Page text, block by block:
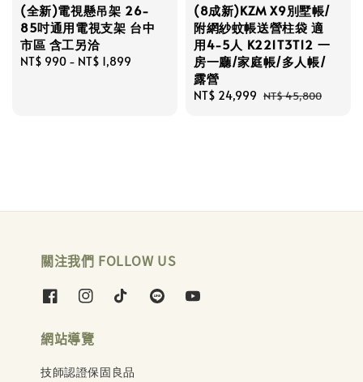
(全新)電視懸吊架 26-
85吋通用電視支架 台中
市區 含工另洽
Regular
NT$ 990 - NT$ 1,899
(8成新)KZM X9別墅帳/
附網紗蚊帳送營柱袋 適
用4-5人 K221T3T12 一
房一廳/家庭帳/多人帳/
露營
Sale
NT$ 24,999 Regular
NT$ 45,800
關注我們 FOLLOW US
網站導覽
技師認證保固良品